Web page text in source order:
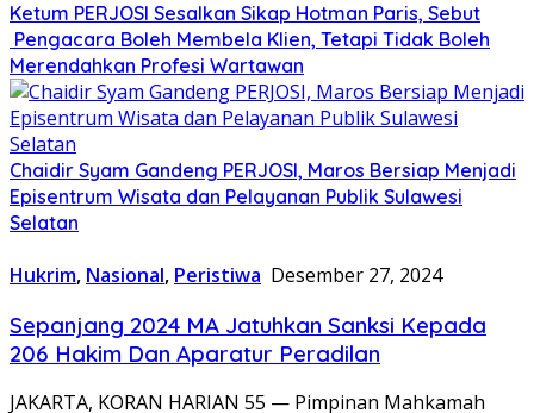
Ketum PERJOSI Sesalkan Sikap Hotman Paris, Sebut
Pengacara Boleh Membela Klien, Tetapi Tidak Boleh
Merendahkan Profesi Wartawan
Chaidir Syam Gandeng PERJOSI, Maros Bersiap Menjadi
Episentrum Wisata dan Pelayanan Publik Sulawesi
Selatan
Hukrim, Nasional, Peristiwa Desember 27, 2024
Sepanjang 2024 MA Jatuhkan Sanksi Kepada
206 Hakim Dan Aparatur Peradilan
JAKARTA, KORAN HARIAN 55 — Pimpinan Mahkamah